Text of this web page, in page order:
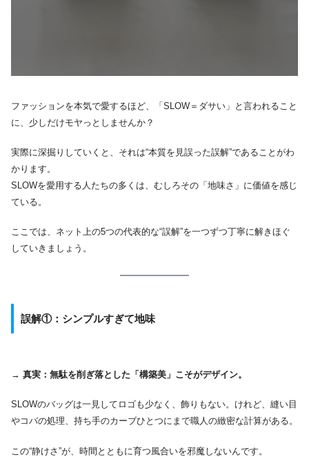
ファッションを本気で愛するほど、「SLOW＝ダサい」と言われること
に、少しだけモヤっとしませんか？
実際に深掘りしていくと、それは“本質を見誤った誤解”であることがわ
かります。
SLOWを愛用する人たちの多くは、むしろその「地味さ」に価値を感じ
ている。
ここでは、ネット上の5つの代表的な“誤解”を一つずつ丁寧に解きほぐ
していきましょう。
誤解①：シンプルすぎて地味
→ 真実：無駄を削ぎ落とした「構築美」こそがデザイン。
SLOWのバッグは一見してロゴも少なく、飾りもない。けれど、縫い目
やコバの処理、持ち手のカーブひとつにまで職人の緻密な計算がある。
この“静けさ”が、時間とともに育つ風合いを邪魔しないんです。